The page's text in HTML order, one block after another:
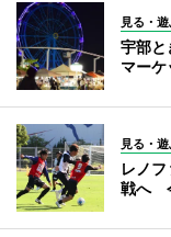
見る・
宇部と
マーケ
見る・
レノ
戦へ